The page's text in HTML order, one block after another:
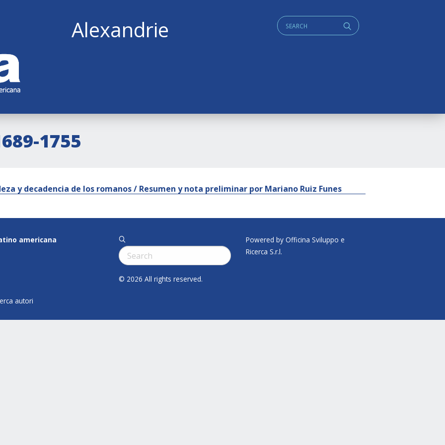
Alexandrie q
Cerca:
1755
y decadencia de los romanos / Resumen y nota preliminar por Mariano Ruiz Funes
americana
autori
q
Cerca:
© 2026 All rights reserved.
Powered by Officina Sviluppo e
Ricerca S.r.l.